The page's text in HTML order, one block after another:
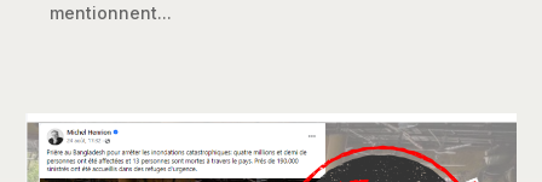
mentionnent...